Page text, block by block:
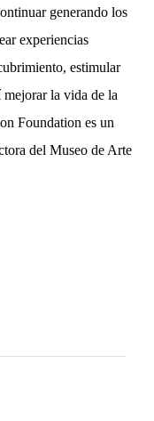
generando los
experiencias
estimular
la vida de la
Foundation es un
del Museo de Arte